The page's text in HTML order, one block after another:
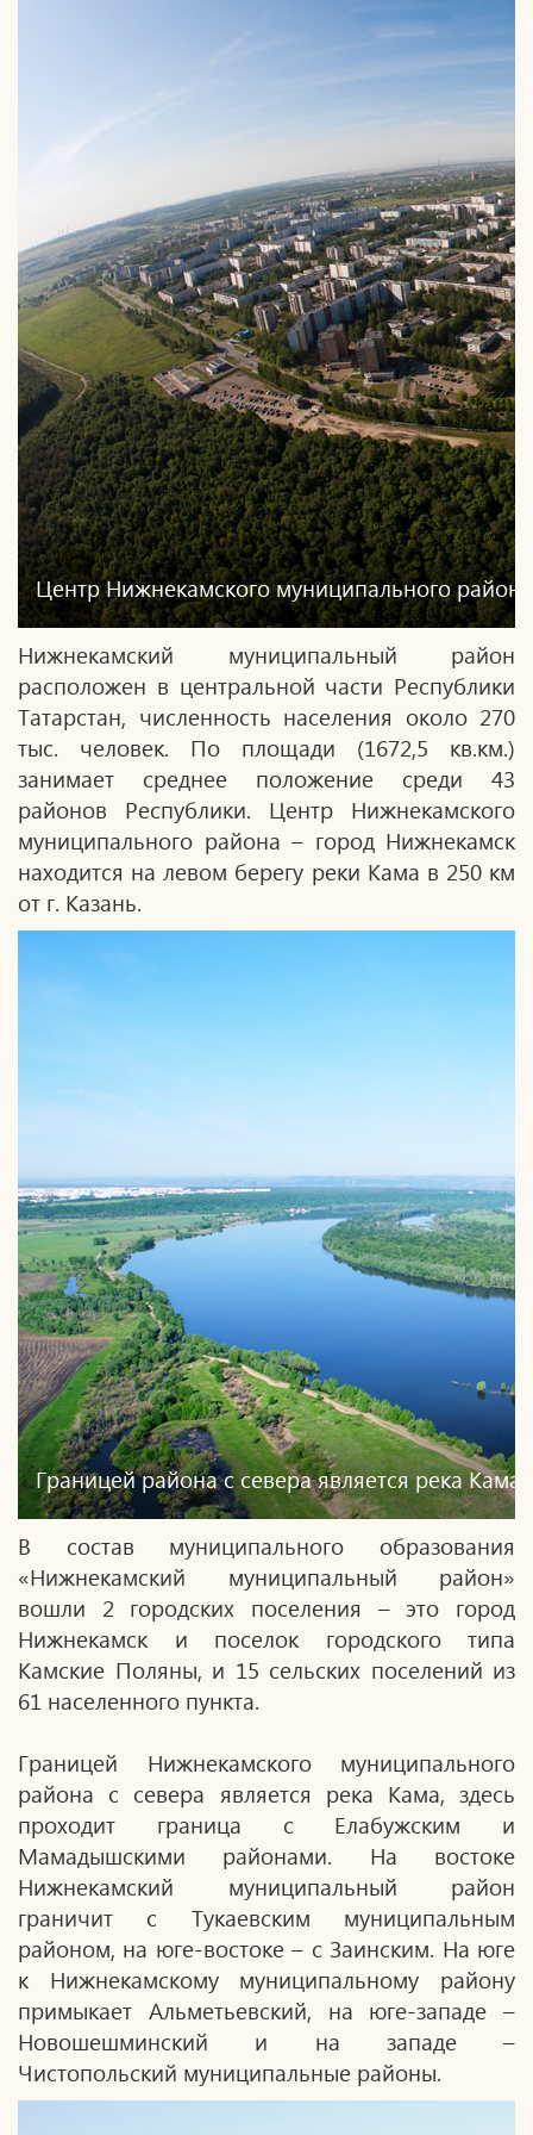
Центр Нижнекамского муниципального
Нижнекамский муниципальный район
расположен в центральной части Республики
Татарстан, численность населения около 270
тыс. человек. По площади (1672,5 кв.км.)
занимает среднее положение среди 43
районов Республики. Центр Нижнекамского
муниципального района – город Нижнекамск
находится на левом берегу реки Кама в 250 км
от г. Казань.
Границей района с севера является река Кама
В состав муниципального образования
«Нижнекамский муниципальный район»
вошли 2 городских поселения – это город
Нижнекамск и поселок городского типа
Камские Поляны, и 15 сельских поселений из
61 населенного пункта.
Границей Нижнекамского муниципального
района с севера является река Кама, здесь
проходит граница с Елабужским и
Мамадышскими районами. На востоке
Нижнекамский муниципальный район
граничит с Тукаевским муниципальным
районом, на юге-востоке – с Заинским. На юге
к Нижнекамскому муниципальному району
примыкает Альметьевский, на юге-западе –
Новошешминский и на западе –
Чистопольский муниципальные районы.